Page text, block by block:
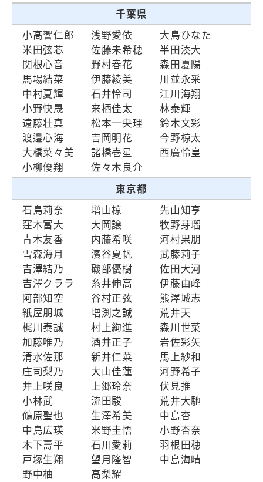
千葉県
小髙響仁郎
浅野愛依
大島ひなた
米田弦芯
佐藤未希穂
半田湊大
関根心音
野村春花
森田夏陽
馬場結菜
伊藤綾美
川並永采
中村夏輝
石井怜司
江川海翔
小野快晟
来栖佳太
林泰輝
遠藤壮真
松本一央理
鈴木文彩
渡邉心海
吉岡明花
今野椋太
大橋菜々美
諸橋壱星
西廣怜皇
小柳優翔
佐々木良介
東京都
石島莉奈
増山椋
先山知亨
窪木富大
大岡譲
牧野芽瑠
青木友香
内藤希咲
河村果朋
雪森海月
濱谷夏帆
武藤莉子
吉澤結乃
磯部優樹
佐田大河
吉澤クララ
糸井伸高
伊藤由峰
阿部知空
谷村正弦
熊澤城志
紙屋朋城
増渕之誠
荒井天
梶川泰誠
村上絢進
森川世菜
加藤唯乃
酒井正子
岩佐彩矢
清水佐那
新井仁菜
馬上紗和
庄司梨乃
大山佳蓮
河野希子
井上咲良
上郷玲奈
伏見推
小林武
流田駿
荒井大馳
鶴原聖也
生澤希美
中島杏
中島広瑛
米野圭悟
小野杏奈
木下壽平
石川愛莉
羽根田穂
戸塚生翔
望月隆智
中島海晴
野中柚
高梨耀